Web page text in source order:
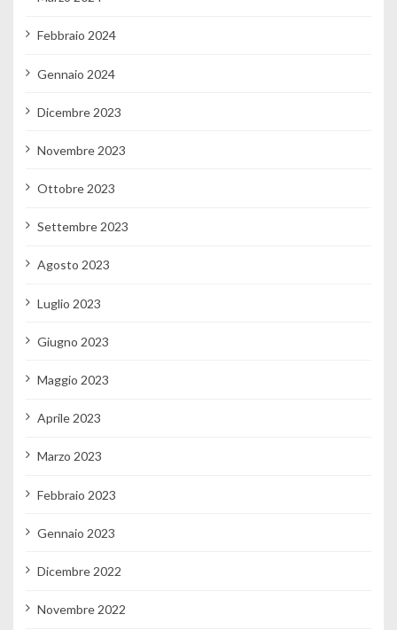
Febbraio 2024
Gennaio 2024
Dicembre 2023
Novembre 2023
Ottobre 2023
Settembre 2023
Agosto 2023
Luglio 2023
Giugno 2023
Maggio 2023
Aprile 2023
Marzo 2023
Febbraio 2023
Gennaio 2023
Dicembre 2022
Novembre 2022